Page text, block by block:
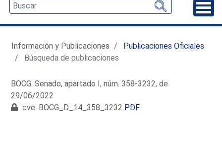
Información y Publicaciones
Publicaciones Oficiales
Búsqueda de publicaciones
BOCG. Senado, apartado I, núm. 358-3232, de
29/06/2022
cve: BOCG_D_14_358_3232 PDF